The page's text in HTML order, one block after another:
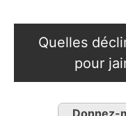
Quelles
pour
Donnez-